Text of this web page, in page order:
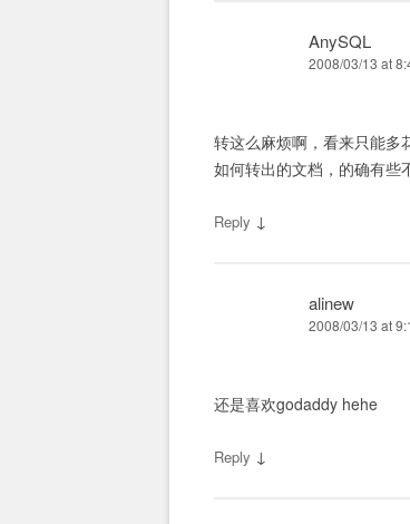
AnySQL
2008/03/13 at
转这么麻烦啊，看来只能多
如何转出的文档，的确有些
Reply ↓
alinew
2008/03/13 at
还是喜欢godaddy hehe
Reply ↓